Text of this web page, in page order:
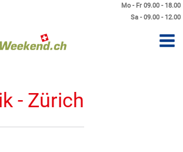
Mo - Fr 09.00 - 18.00
Sa - 09.00 - 12.00
- Zürich